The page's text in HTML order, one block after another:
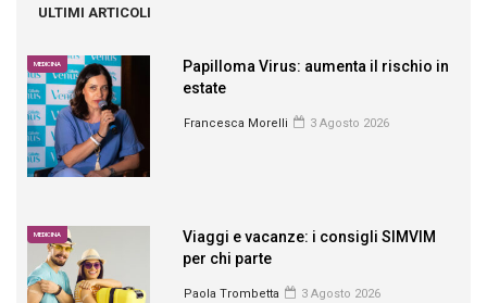
ULTIMI ARTICOLI
MEDICINA
Papilloma Virus: aumenta il rischio in
estate
Francesca Morelli 3 Agosto 2026
MEDICINA
Viaggi e vacanze: i consigli SIMVIM
per chi parte
Paola Trombetta 3 Agosto 2026